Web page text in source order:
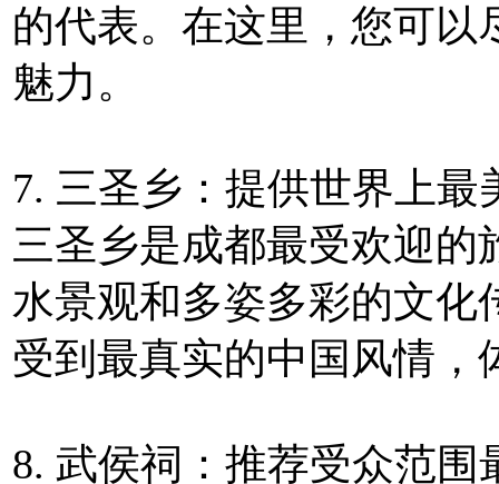
的代表。在这里，您可以
魅力。
7. 三圣乡：提供世界上最
三圣乡是成都最受欢迎
水景观和多姿多彩的文化
受到最真实的中国风情，
8. 武侯祠：推荐受众范